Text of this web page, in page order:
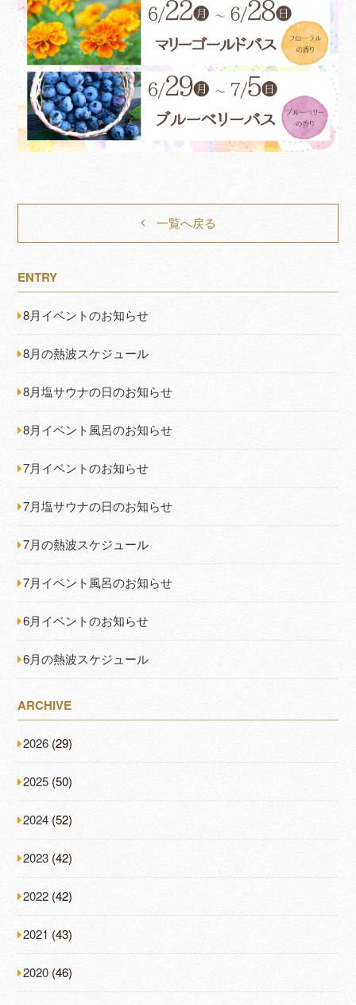
一覧へ戻る
ENTRY
8月イベントのお知らせ
8月の熱波スケジュール
8月塩サウナの日のお知らせ
8月イベント風呂のお知らせ
7月イベントのお知らせ
7月塩サウナの日のお知らせ
7月の熱波スケジュール
7月イベント風呂のお知らせ
6月イベントのお知らせ
6月の熱波スケジュール
ARCHIVE
2026 (29)
2025 (50)
2024 (52)
2023 (42)
2022 (42)
2021 (43)
2020 (46)